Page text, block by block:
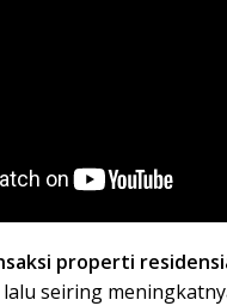
properti
seiring